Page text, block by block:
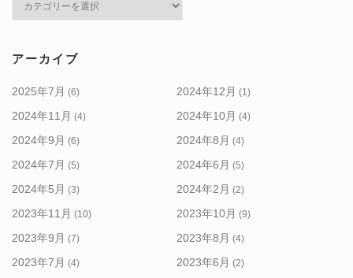
ー
アーカイブ
2025年7月 (6) 2024年12月 (1)
2024年11月 (4) 2024年10月 (4)
2024年9月 (6) 2024年8月 (4)
2024年7月 (5) 2024年6月 (5)
2024年5月 (3) 2024年2月 (2)
2023年11月 (10) 2023年10月 (9)
2023年9月 (7) 2023年8月 (4)
2023年7月 (4) 2023年6月 (2)